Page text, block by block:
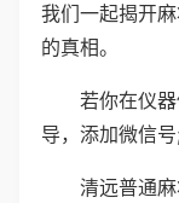
我们一起揭开
的真相。
若你在仪
导，添加微信
清远普通